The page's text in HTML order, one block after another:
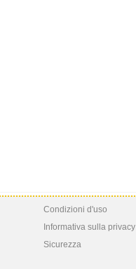
Condizioni d'uso
Informativa sulla privacy
Sicurezza